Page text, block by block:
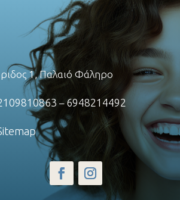
1, Παλαιό Φάληρο
–6948214492